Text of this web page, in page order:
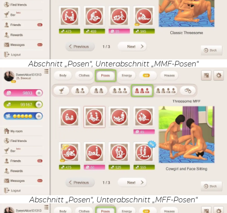
Abschnitt „Posen“, Unterabschnitt „MMF-Posen“
Abschnitt „Posen“, Unterabschnitt „MFF-Posen“